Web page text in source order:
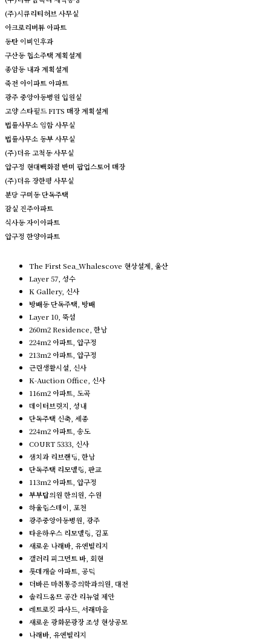
(주)시큐리티허브 사무실
아크로리버뷰 아파트
동탄 이비인후과
구산동 협소주택 계획설계
종암동 내과 계획설계
죽전 아이파트 아파트
광주 중앙아동병원 입원실
고양 스타필드 FITS 매장 계획설계
법률사무소 임함 사무실
법률사무소 동부 사무실
(주)더유 고척동 사무실
압구정 현대백화점 반미 팝업스토어 매장
(주)더유 장한평 사무실
분당 구미동 단독주택
잠실 진주아파트
식사동 자이아파트
압구정 한양아파트
The First Sea_Whalescove 현상설계, 울산
Layer 57, 성수
K Gallery, 신사
방배동 단독주택, 방배
Layer 10, 뚝섬
260m2 Residence, 한남
224m2 아파트, 압구정
213m2 아파트, 압구정
근린생활시설, 신사
K-Auction Office, 신사
116m2 아파트, 도곡
데이터브릿지, 성내
단독주택 신축, 세종
224m2 아파트, 송도
COURT 5333, 신사
샘치과 리브랜딩, 한남
단독주택 리모델링, 판교
113m2 아파트, 압구정
부부탑의원 한의원, 수원
하울림스테이, 포천
광주중앙아동병원, 광주
타운하우스 리모델링, 김포
새로운 나래바, 유엔빌리지
갤러리 피그먼트 바, 회현
롯데캐슬 아파트, 공덕
더바른 마취통증의학과의원, 대전
솔리드옴므 공간 리뉴얼 제안
레트로킷 파사드, 서래마을
새로운 광화문광장 조성 현상공모
나래바, 유엔빌리지